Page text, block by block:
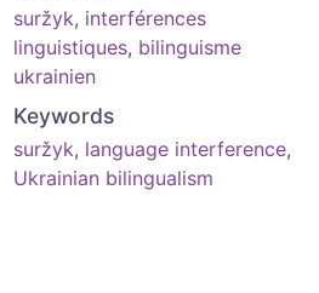
suržyk, interférences
linguistiques, bilinguisme
ukrainien
Keywords
suržyk, language interference,
Ukrainian bilingualism